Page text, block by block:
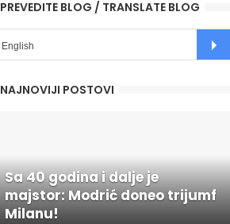
PREVEDITE BLOG / TRANSLATE BLOG
NAJNOVIJI POSTOVI
Sa 40 godina i dalje je
majstor: Modrić doneo trijumf
Milanu!